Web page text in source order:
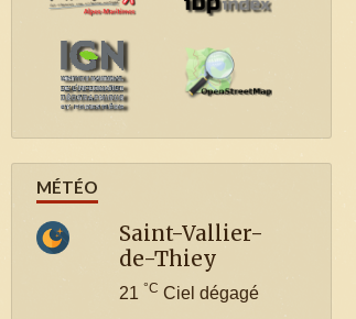
MÉTÉO
Saint-Vallier-
de-Thiey
21 °C Ciel dégagé